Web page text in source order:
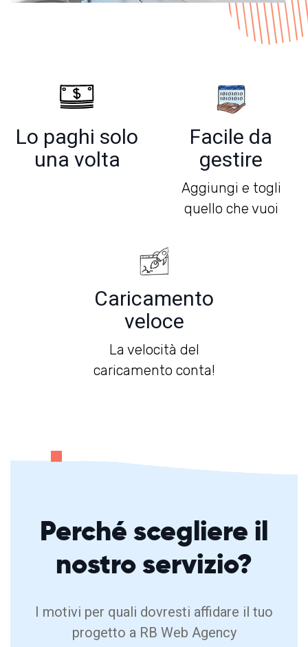
Lo paghi solo
una volta
Facile da
gestire
Aggiungi e togli
quello che vuoi
Caricamento
veloce
La velocità del
caricamento conta!
Perchéscegliere il
nostro servizio?
I motivi per quali dovresti affidare il tuo
progetto a RB Web Agency